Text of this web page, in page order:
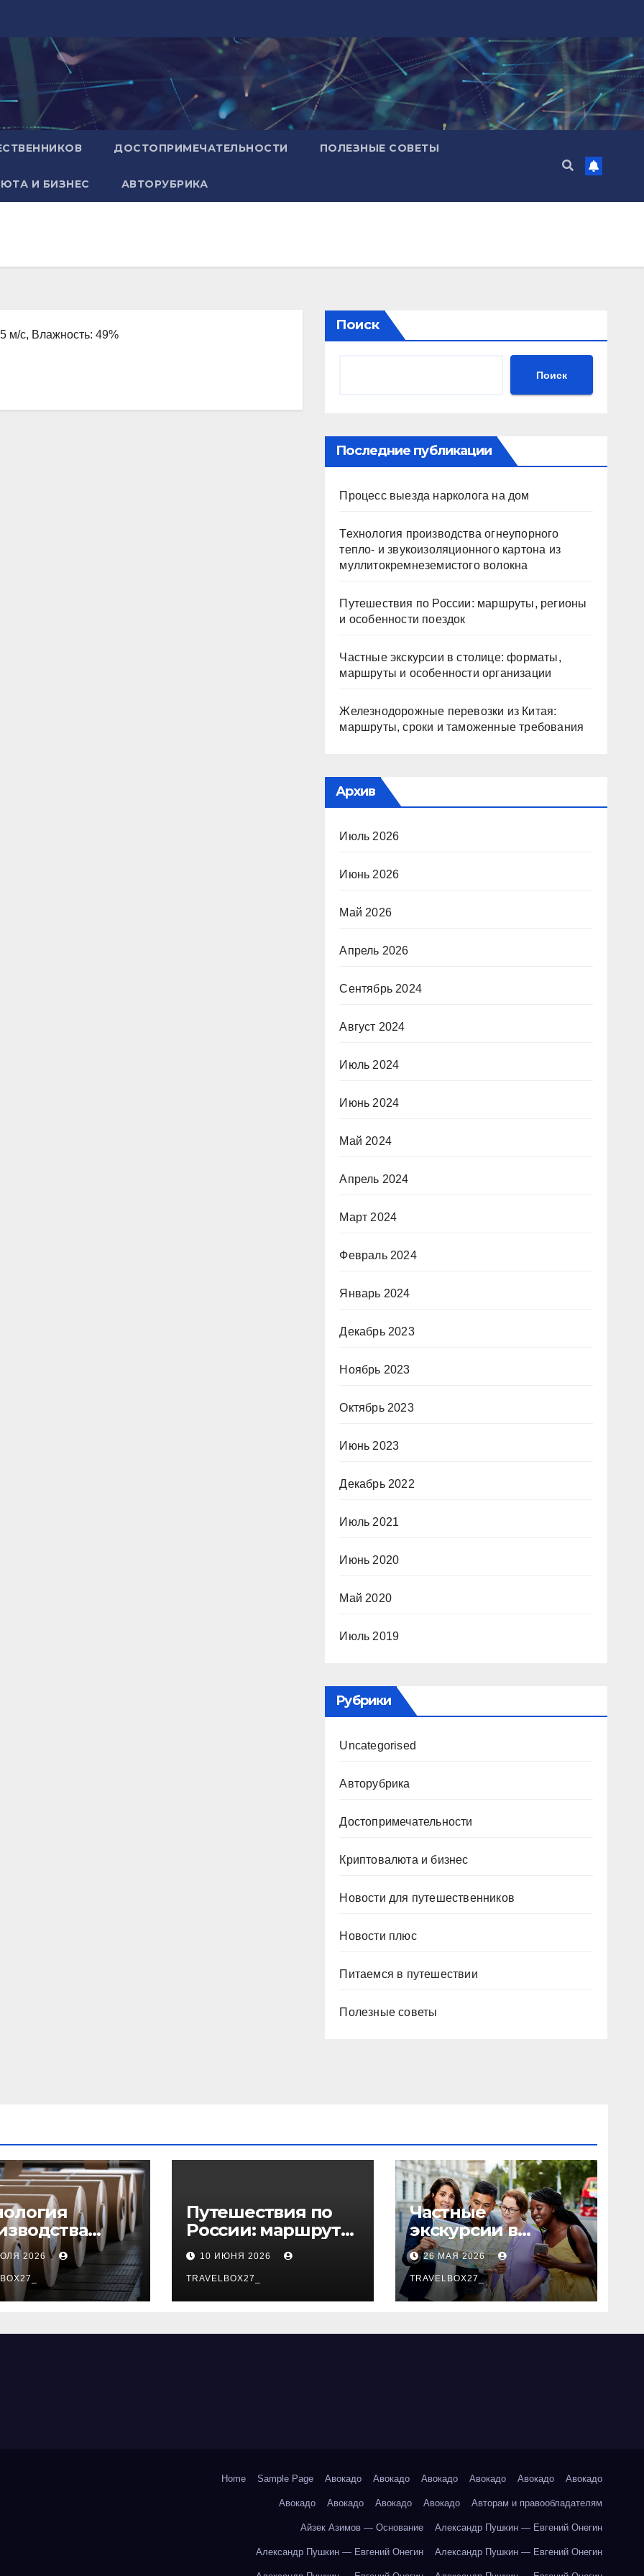
ДОСТОПРИМЕЧАТЕЛЬНОСТИ ПОЛЕЗНЫЕ СОВЕТЫ
И БИЗНЕС АВТОРУБРИКА
м/с, Влажность: 49%
Поиск
Поиск
Последние публикации
Процесс выезда нарколога на дом
Технология производства огнеупорного
тепло- и звукоизоляционного картона из
муллитокремнеземистого волокна
Путешествия по России: маршруты, регионы
и особенности поездок
Частные экскурсии в столице: форматы,
маршруты и особенности организации
Железнодорожные перевозки из Китая:
маршруты, сроки и таможенные требования
Архив
Июль 2026
Июнь 2026
Май 2026
Апрель 2026
Сентябрь 2024
Август 2024
Июль 2024
Июнь 2024
Май 2024
Апрель 2024
Март 2024
Февраль 2024
Январь 2024
Декабрь 2023
Ноябрь 2023
Октябрь 2023
Июнь 2023
Декабрь 2022
Июль 2021
Июнь 2020
Май 2020
Июль 2019
Рубрики
Uncategorised
Авторубрика
Достопримечательности
Криптовалюта и бизнес
Новости для путешественников
Новости плюс
Питаемся в путешествии
Полезные советы
и
из
волокна
2026
Путешествия по
России: маршруты,
регионы и
особенности
поездок
10 ИЮНЯ 2026
TRAVELBOX27_
Частные
экскурсии в
столице: форматы,
маршруты и
особенности
организации
26 МАЯ 2026
TRAVELBOX27_
Home Sample Page Авокадо Авокадо Авокадо Авокадо Авокадо Авокадо
Авокадо Авокадо Авокадо Авокадо Авторам и правообладателям
Айзек Азимов — Основание Александр Пушкин — Евгений Онегин
Александр Пушкин — Евгений Онегин Александр Пушкин — Евгений Онегин